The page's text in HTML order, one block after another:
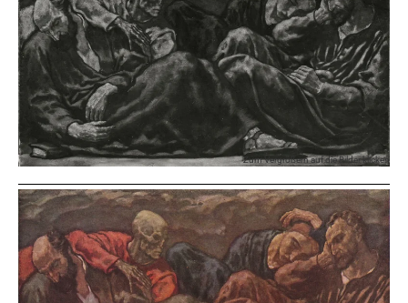
Zum Vergrößern auf die Bilder klicken